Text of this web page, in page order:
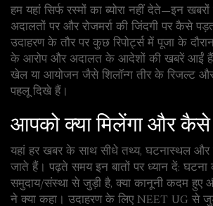
हम यहां सिर्फ रस्मों का ब्योरा नहीं देते—इन
अदालतों पर और रोजमर्रा की जिंदगी पर कैसे
उदाहरण के तौर पर कुछ रिपोर्ट्स में पूजा के
के आरोप और अदालत के आदेशों की खबरें आईं हैं,
खेल या आयोजन जैसे शिलॉन्ग तीर के रिजल्ट
पहलू दिखे हैं।
आपको क्या मिलेंगा और
यहां हर खबर के साथ सीधे तथ्य, घटनास्थल और
जाते हैं। पढ़ते समय इन बातों पर ध्यान दें:
समुदाय/संस्था से जुड़ी है, क्या कानूनी कदम हुए
ने क्या कहा। उदाहरण के लिए NEET UG से